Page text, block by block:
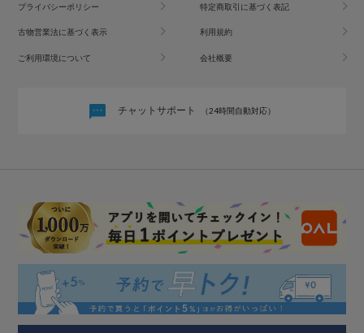
プライバシーポリシー 特定商取引に基づく表記
古物営業法に基づく表示 利用規約
ご利用環境について 会社概要
チャットサポート （24時間自動対応）